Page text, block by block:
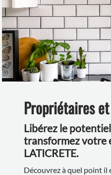
Propriétaires
Libérez le
transformez votre
LATICRETE.
Découvrez à quel point